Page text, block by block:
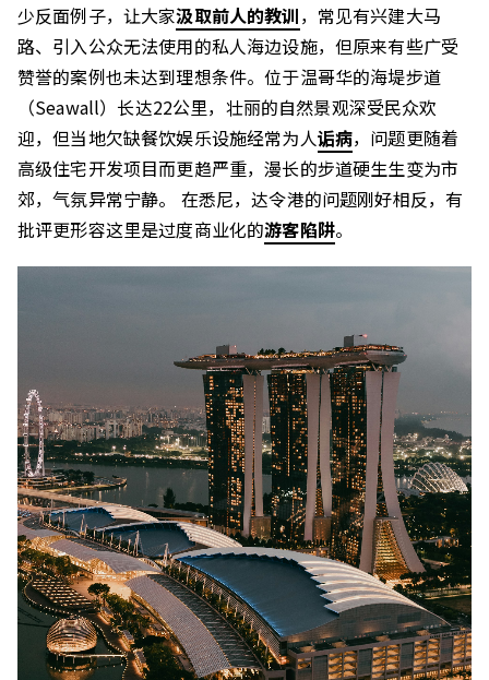
少反面例子，让大家汲取前人的教训，常见有兴建大马
路、引入公众无法使用的私人海边设施，但原来有些广受
赞誉的案例也未达到理想条件。位于温哥华的海堤步道
（Seawall）长达22公里，壮丽的自然景观深受民众欢
迎，但当地欠缺餐饮娱乐设施经常为人诟病，问题更随着
高级住宅开发项目而更趋严重，漫长的步道硬生生变为市
郊，气氛异常宁静。 在悉尼，达令港的问题刚好相反，有
批评更形容这里是过度商业化的游客陷阱。